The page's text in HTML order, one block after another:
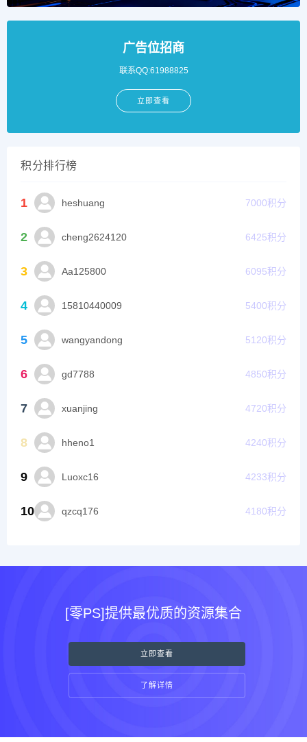
广告位招商
联系QQ:61988825
立即查看
积分排行榜
1 heshuang 7000积分
2 cheng2624120 6425积分
3 Aa125800 6095积分
4 15810440009 5400积分
5 wangyandong 5120积分
6 gd7788 4850积分
7 xuanjing 4720积分
8 hheno1 4240积分
9 Luoxc16 4233积分
10 qzcq176 4180积分
[零PS]提供最优质的资源集合
立即查看
了解详情